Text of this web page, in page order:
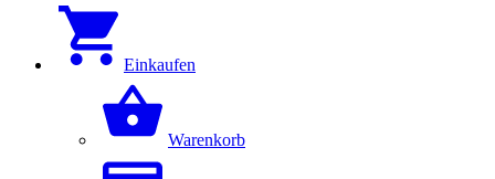
Einkaufen
Warenkorb